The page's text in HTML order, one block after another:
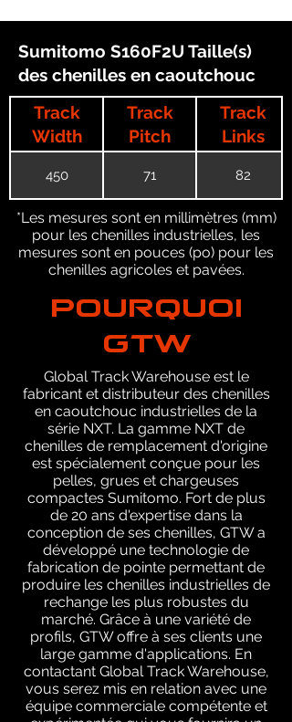
Sumitomo S160F2U Taille(s)
des chenilles en caoutchouc
Track
Width
Track
Pitch
Track
Links
450 71 82
*Les mesures sont en millimètres (mm)
pour les chenilles industrielles, les
mesures sont en pouces (po) pour les
chenilles agricoles et pavées.
POURQUOI
GTW
Global Track Warehouse est le
fabricant et distributeur des chenilles
en caoutchouc industrielles de la
série NXT. La gamme NXT de
chenilles de remplacement d'origine
est spécialement conçue pour les
pelles, grues et chargeuses
compactes Sumitomo. Fort de plus
de 20 ans d'expertise dans la
conception de ses chenilles, GTW a
développé une technologie de
fabrication de pointe permettant de
produire les chenilles industrielles de
rechange les plus robustes du
marché. Grâce à une variété de
profils, GTW offre à ses clients une
large gamme d'applications. En
contactant Global Track Warehouse,
vous serez mis en relation avec une
équipe commerciale compétente et